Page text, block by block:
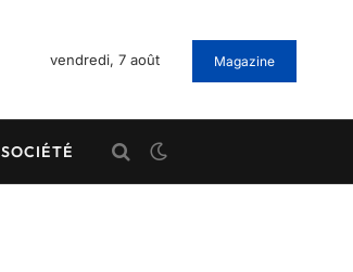
vendredi, 7 août Magazine
SOCIÉTÉ